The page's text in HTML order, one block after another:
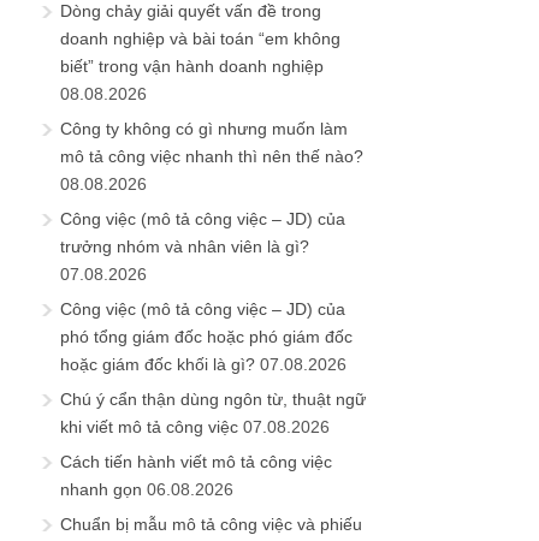
Dòng chảy giải quyết vấn đề trong
doanh nghiệp và bài toán “em không
biết” trong vận hành doanh nghiệp
08.08.2026
Công ty không có gì nhưng muốn làm
mô tả công việc nhanh thì nên thế nào?
08.08.2026
Công việc (mô tả công việc – JD) của
trưởng nhóm và nhân viên là gì?
07.08.2026
Công việc (mô tả công việc – JD) của
phó tổng giám đốc hoặc phó giám đốc
hoặc giám đốc khối là gì? 07.08.2026
Chú ý cẩn thận dùng ngôn từ, thuật ngữ
khi viết mô tả công việc 07.08.2026
Cách tiến hành viết mô tả công việc
nhanh gọn 06.08.2026
Chuẩn bị mẫu mô tả công việc và phiếu